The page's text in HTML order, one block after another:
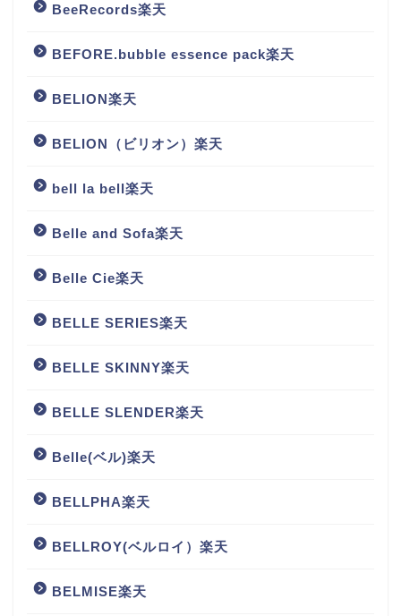
BeeRecords楽天
BEFORE.bubble essence pack楽天
BELION楽天
BELION（ビリオン）楽天
bell la bell楽天
Belle and Sofa楽天
Belle Cie楽天
BELLE SERIES楽天
BELLE SKINNY楽天
BELLE SLENDER楽天
Belle(ベル)楽天
BELLPHA楽天
BELLROY(ベルロイ）楽天
BELMISE楽天